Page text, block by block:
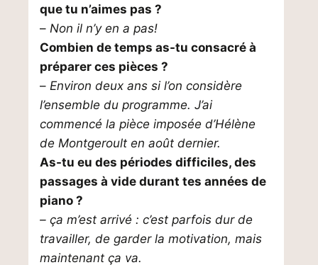
que tu n’aimes pas ?
– Non il n’y en a pas!
Combien de temps as-tu consacré à
préparer ces pièces ?
– Environ deux ans si l’on considère
l’ensemble du programme. J’ai
commencé la pièce imposée d’Hélène
de Montgeroult en août dernier.
As-tu eu des périodes difficiles, des
passages à vide durant tes années de
piano ?
– ça m’est arrivé : c’est parfois dur de
travailler, de garder la motivation, mais
maintenant ça va.